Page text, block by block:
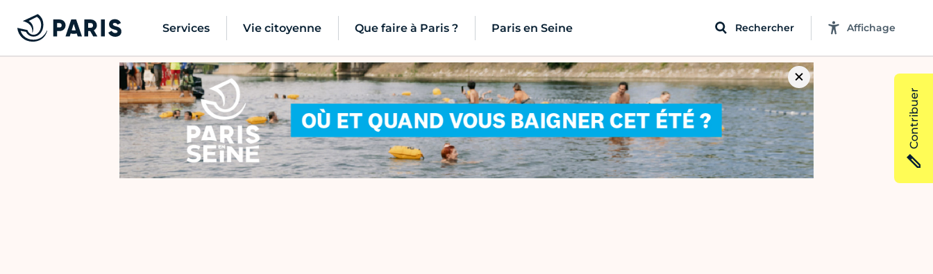
Services Vie citoyenne Que faire à Paris ? Paris en Seine Rechercher Affichage
Contribuer